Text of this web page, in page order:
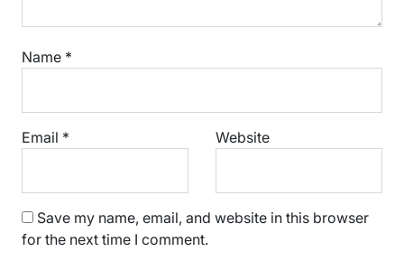
Name *
Email * Website
Save my name, email, and website in this browser
for the next time I comment.